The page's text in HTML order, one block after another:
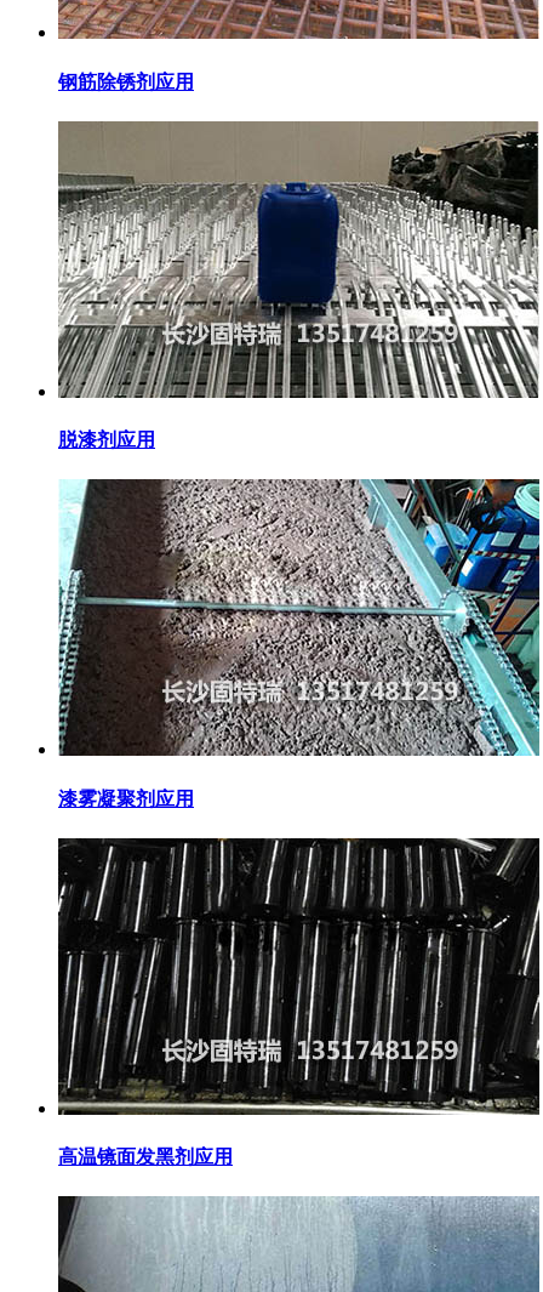
钢筋除锈剂应用
脱漆剂应用
漆雾凝聚剂应用
高温镜面发黑剂应用